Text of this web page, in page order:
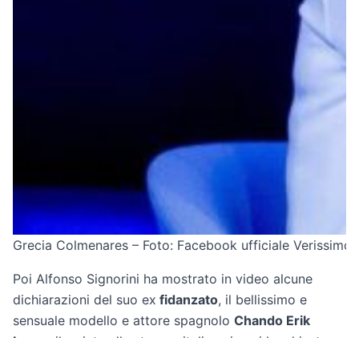
Grecia Colmenares – Foto: Facebook ufficiale Verissimo
Poi Alfonso Signorini ha mostrato in video alcune
dichiarazioni del suo ex fidanzato, il bellissimo e
sensuale modello e attore spagnolo Chando Erik